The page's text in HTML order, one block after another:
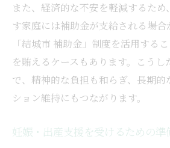
また、経済的な不安を軽減するため
す家庭には補助金が支給される場
「結城市 補助金」制度を活用する
を賄えるケースもあります。こうし
で、精神的な負担も和らぎ、長期的
ション維持にもつながります。
妊娠・出産支援を受けるための準